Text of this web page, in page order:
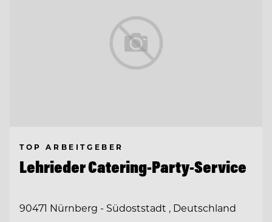
TOP ARBEITGEBER
Lehrieder Catering-Party-Service
90471 Nürnberg - Südoststadt , Deutschland